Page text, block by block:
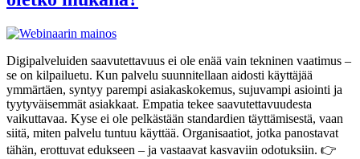
Digipalveluiden saavutettavuus ei ole enää vain tekninen vaatimus –
se on kilpailuetu. Kun palvelu suunnitellaan aidosti käyttäjää
ymmärtäen, syntyy parempi asiakaskokemus, sujuvampi asiointi ja
tyytyväisemmät asiakkaat. Empatia tekee saavutettavuudesta
vaikuttavaa. Kyse ei ole pelkästään standardien täyttämisestä, vaan
siitä, miten palvelu tuntuu käyttää. Organisaatiot, jotka panostavat
tähän, erottuvat edukseen – ja vastaavat kasvaviin odotuksiin. 👉